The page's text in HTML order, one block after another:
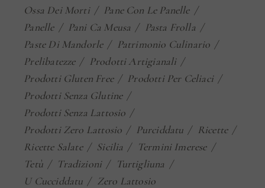
Ossa Dei Morti
Pane Con Le Panelle
Panelle
Pani Ca Meusa
Pasta Frolla
Paste Di Mandorle
Patrimonio Culinario
Prelibatezze
Prodotti Artigianali
Prodotti Gluten Free
Prodotti Per Celiaci
Prodotti Senza Glutine
Prodotti Senza Lattosio
Prodotti Zero Lattosio
Purciddatu
Ricette
Ricette Salate
Sicilia
Termini Imerese
Tetù
Tradizioni
Turtigliuna
U Cucciddatu
Zero Lattosio